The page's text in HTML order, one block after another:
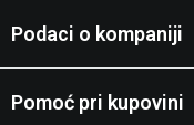
Podaci o kompaniji
Pomoć pri kupovini